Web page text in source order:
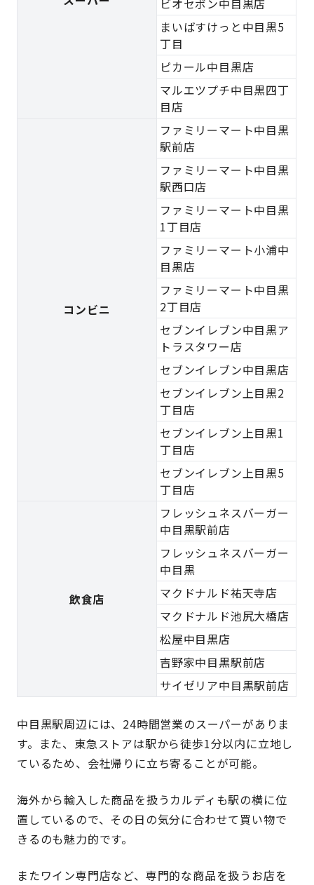
まいばすけっと中目黒5
丁目
ピカール中目黒店
マルエツプチ中目黒四丁
目店
コンビニ
ファミリーマート中目黒
駅前店
ファミリーマート中目黒
駅西口店
ファミリーマート中目黒
1丁目店
ファミリーマート小浦中
目黒店
ファミリーマート中目黒
2丁目店
セブンイレブン中目黒ア
トラスタワー店
セブンイレブン中目黒店
セブンイレブン上目黒2
丁目店
セブンイレブン上目黒1
丁目店
セブンイレブン上目黒5
丁目店
飲食店
フレッシュネスバーガー
中目黒駅前店
フレッシュネスバーガー
中目黒
マクドナルド祐天寺店
マクドナルド池尻大橋店
松屋中目黒店
吉野家中目黒駅前店
サイゼリア中目黒駅前店
中目黒駅周辺には、24時間営業のスーパーがありま
す。また、東急ストアは駅から徒歩1分以内に立地し
ているため、会社帰りに立ち寄ることが可能。
海外から輸入した商品を扱うカルディも駅の横に位
置しているので、その日の気分に合わせて買い物で
きるのも魅力的です。
またワイン専門店など、専門的な商品を扱うお店を